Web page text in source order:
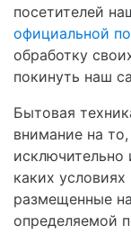
посетителей
официальной
обработку
покинуть наш
Бытовая
внимание на
каких
размещенные
определяемой